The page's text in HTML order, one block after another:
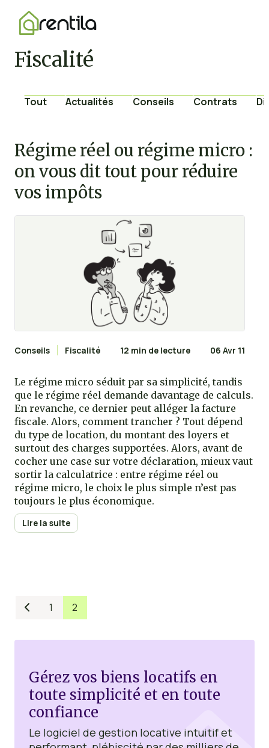
Fiscalité
Tout Actualités Conseils Contrats
Régime réel ou régime micro :
on vous dit tout pour réduire
vos impôts
Conseils Fiscalité 12 min de lecture 06 Avr 11
Le régime micro séduit par sa simplicité, tandis
que le régime réel demande davantage de calculs.
En revanche, ce dernier peut alléger la facture
fiscale. Alors, comment trancher ? Tout dépend
du type de location, du montant des loyers et
surtout des charges supportées. Alors, avant de
cocher une case sur votre déclaration, mieux vaut
sortir la calculatrice : entre régime réel ou
régime micro, le choix le plus simple n’est pas
toujours le plus économique.
Lire la suite
 1 2
Gérez vos biens locatifs en
toute simplicité et en toute
confiance
Le logiciel de gestion locative intuitif et